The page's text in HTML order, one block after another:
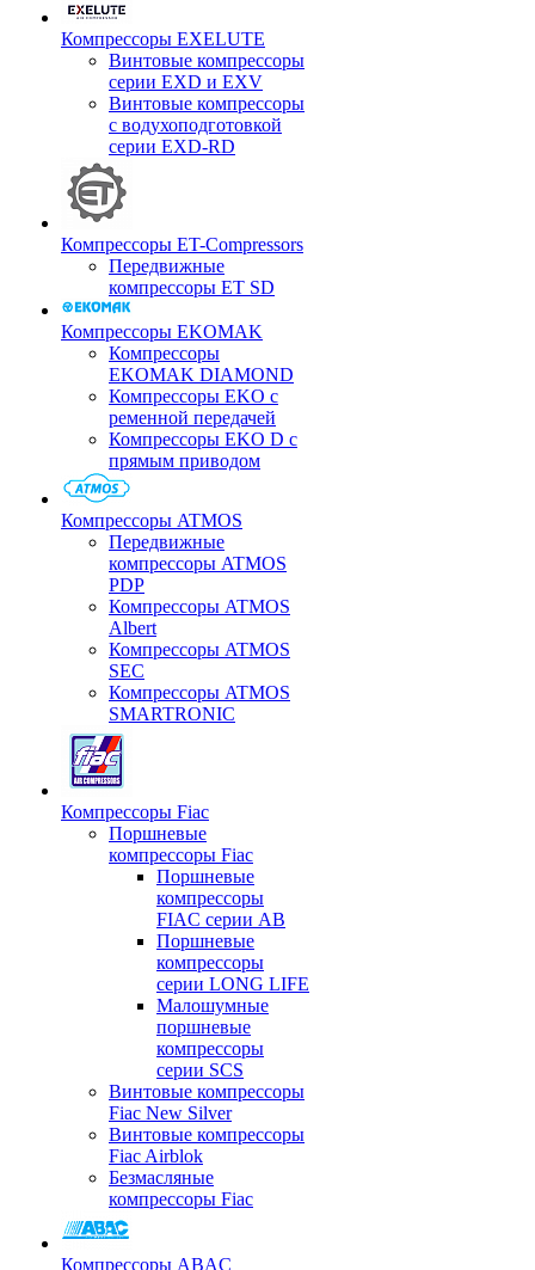
Компрессоры EXELUTE
Винтовые компрессоры
серии EXD и EXV
Винтовые компрессоры
с водухоподготовкой
серии EXD-RD
Компрессоры ET-Compressors
Передвижные
компрессоры ET SD
Компрессоры EKOMAK
Компрессоры
EKOMAK DIAMOND
Компрессоры EKO c
ременной передачей
Компрессоры EKO D с
прямым приводом
Компрессоры ATMOS
Передвижные
компрессоры ATMOS
PDP
Компрессоры ATMOS
Albert
Компрессоры ATMOS
SEC
Компрессоры ATMOS
SMARTRONIC
Компрессоры Fiac
Поршневые
компрессоры Fiac
Поршневые
компрессоры
FIAC серии AB
Поршневые
компрессоры
серии LONG LIFE
Малошумные
поршневые
компрессоры
серии SCS
Винтовые компрессоры
Fiac New Silver
Винтовые компрессоры
Fiac Airblok
Безмасляные
компрессоры Fiac
Компрессоры ABAC